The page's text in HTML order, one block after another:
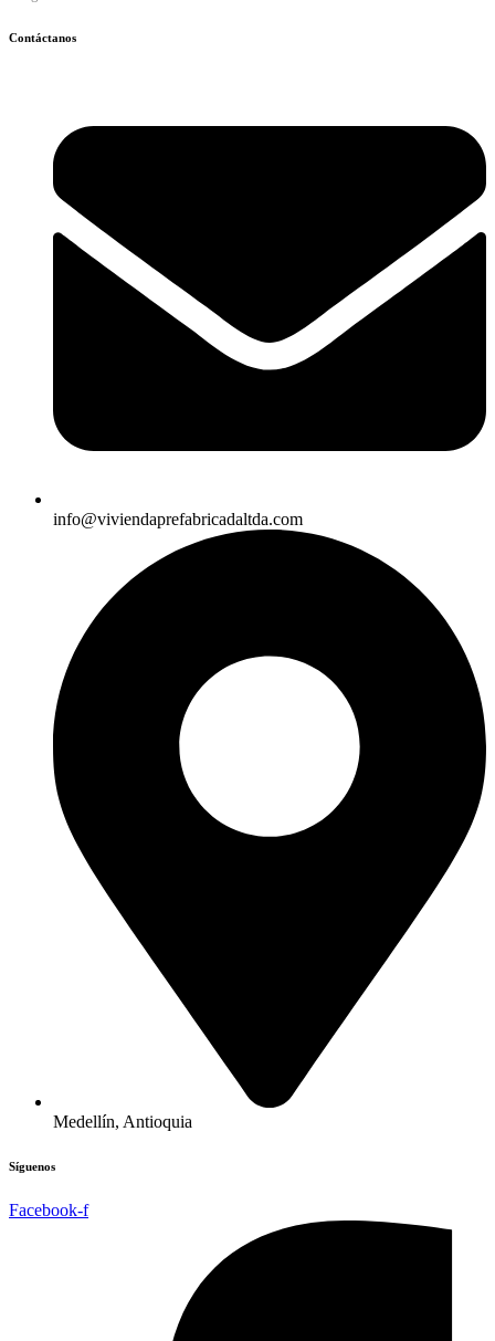
Contáctanos
info@viviendaprefabricadaltda.com
Medellín, Antioquia
Síguenos
Facebook-f